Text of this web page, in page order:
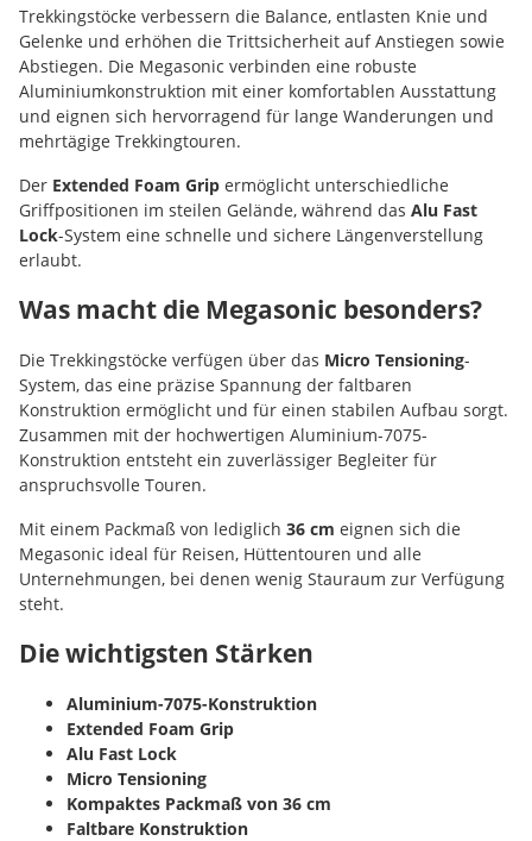
Trekkingstöcke verbessern die Balance, entlasten Knie und
Gelenke und erhöhen die Trittsicherheit auf Anstiegen sowie
Abstiegen. Die Megasonic verbinden eine robuste
Aluminiumkonstruktion mit einer komfortablen Ausstattung
und eignen sich hervorragend für lange Wanderungen und
mehrtägige Trekkingtouren.
Der Extended Foam Grip ermöglicht unterschiedliche
Griffpositionen im steilen Gelände, während das Alu Fast
Lock-System eine schnelle und sichere Längenverstellung
erlaubt.
Was macht die Megasonic besonders?
Die Trekkingstöcke verfügen über das Micro Tensioning-
System, das eine präzise Spannung der faltbaren
Konstruktion ermöglicht und für einen stabilen Aufbau sorgt.
Zusammen mit der hochwertigen Aluminium-7075-
Konstruktion entsteht ein zuverlässiger Begleiter für
anspruchsvolle Touren.
Mit einem Packmaß von lediglich 36 cm eignen sich die
Megasonic ideal für Reisen, Hüttentouren und alle
Unternehmungen, bei denen wenig Stauraum zur Verfügung
steht.
Die wichtigsten Stärken
Aluminium-7075-Konstruktion
Extended Foam Grip
Alu Fast Lock
Micro Tensioning
Kompaktes Packmaß von 36 cm
Faltbare Konstruktion